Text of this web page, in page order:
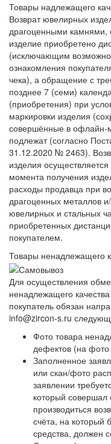
Товары надлежащего
Возврат ювелирных
драгоценными камнями,
изделие приобретено
(исключающим
ознакомления
чека), а обращение с
позднее 7 (семи)
(приобретения) при
маркировки изделия
совершённые в офлайн-
подлежат (согласно
31.12.2020 № 2463).
изделия
момента получения
расходы продавца при
драгоценных металлов
ювелирных и стальных
приобретенных
покупателем.
Товары ненадлежащего
Для осуществления
ненадлежащего
покупатель обязан
info@zircon-s.ru
Фото товара
дефектов (на
Заполненное
или скан/фото
заявлении
который совершал
производиться
счёта, на который
средства, должен